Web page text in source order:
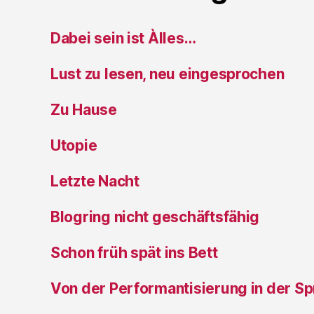
Dabei sein ist Àlles…
Lust zu lesen, neu eingesprochen
Zu Hause
Utopie
Letzte Nacht
Blogring nicht geschäftsfähig
Schon früh spät ins Bett
Von der Performantisierung in der